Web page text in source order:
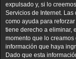
expulsado y, si lo
Servicios de Internet.
como ayuda para
tiene derecho a eliminar,
momento que lo
información que haya
Dado que esta